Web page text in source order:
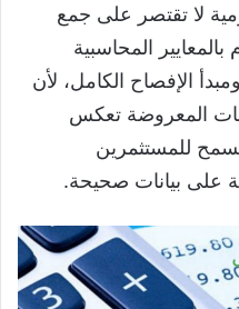
لا تقتصر على جمع
بالمعايير المحاسبية
الإفصاح الكامل، لأن
المعروضة تعكس
للمستثمرين
على بيانات صحيحة.